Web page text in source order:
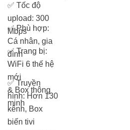
✅ Tốc độ
upload: 300
Mbps
✅Phù hợp:
Cá nhân, gia
đình
✅Trang bị:
WiFi 6 thế hệ
mới
& Box thông
minh
✅ Truyền
hình: Hơn 130
kênh, Box
biến tivi